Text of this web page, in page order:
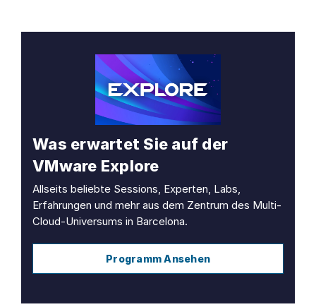
Was erwartet Sie auf der
VMware Explore
Allseits beliebte Sessions, Experten, Labs,
Erfahrungen und mehr aus dem Zentrum des Multi-
Cloud-Universums in Barcelona.
Programm Ansehen